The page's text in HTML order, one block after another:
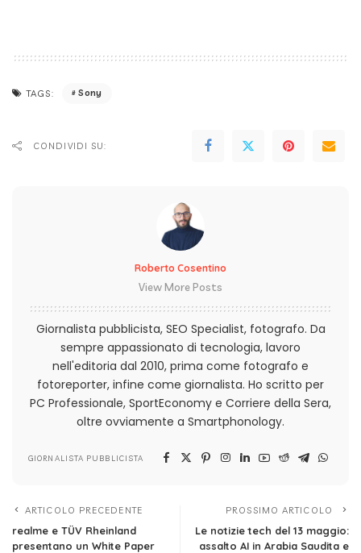
TAGS: Sony
CONDIVIDI SU:
Roberto Cosentino
View More Posts
Giornalista pubblicista, SEO Specialist, fotografo. Da
sempre appassionato di tecnologia, lavoro
nell'editoria dal 2010, prima come fotografo e
fotoreporter, infine come giornalista. Ho scritto per
PC Professionale, SportEconomy e Corriere della Sera,
oltre ovviamente a Smartphonology.
GIORNALISTA PUBBLICISTA
ARTICOLO PRECEDENTE
realme e TÜV Rheinland
presentano un White Paper
PROSSIMO ARTICOLO
Le notizie tech del 13 maggio:
assalto AI in Arabia Saudita e